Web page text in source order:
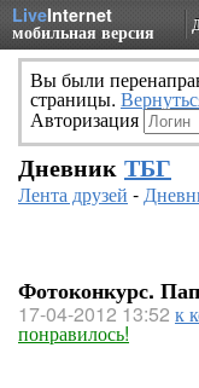
LiveInternet
мобильная версия
Вы были
страницы.
Авторизация
Дневник ТБГ
Лента друзей -
Фотоконкурс.
17-04-2012 13:52 к
понравилось!